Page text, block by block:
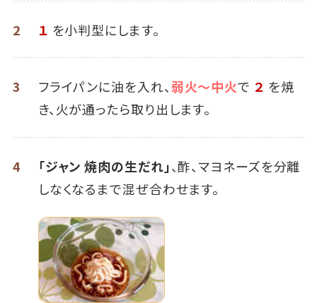
2 １ を小判型にします。
3 フライパンに油を入れ、弱火～中火で ２ を焼
き、火が通ったら取り出します。
4 「ジャン 焼肉の生だれ」、酢、マヨネーズを分離
しなくなるまで混ぜ合わせます。